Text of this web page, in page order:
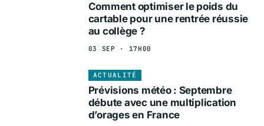
Comment optimiser le poids du
cartable pour une rentrée réussie
au collège ?
03 SEP · 17H00
ACTUALITÉ
Prévisions météo : Septembre
débute avec une multiplication
d’orages en France